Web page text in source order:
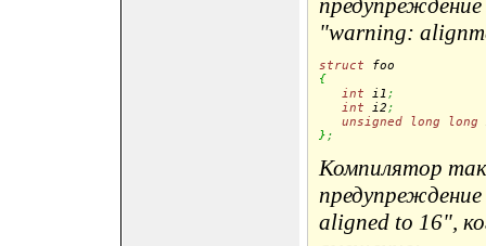
"warning:
struct foo
{
int i1;
int i2;
unsigned
long long
};
Компилятор
aligned to 16",